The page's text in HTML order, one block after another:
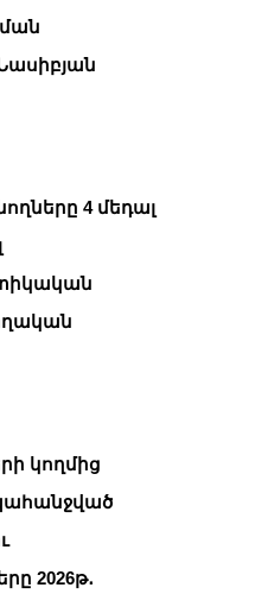
4 մեդալ
կողմից
2026թ․